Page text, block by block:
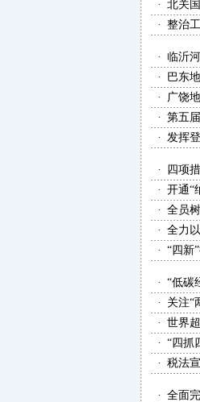
· 北关
· 整治
· 临沂
·
巴东
·
广饶
· 第五
· 发挥
·
四项
· 开通“
· 全员
· 全力
· “四新
· “低碳
·
关注“
· 世界
· “四抓
· 税法
· 全面